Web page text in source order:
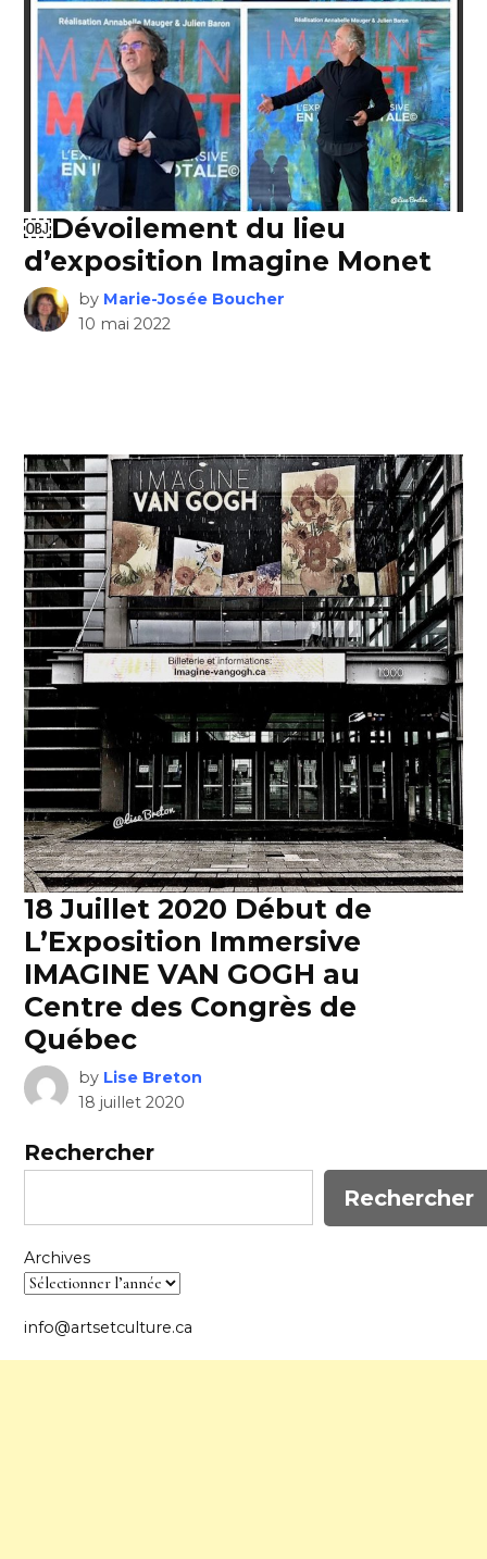
￼Dévoilement du lieu
d’exposition Imagine Monet
by Marie-Josée Boucher
10 mai 2022
18 Juillet 2020 Début de
L’Exposition Immersive
IMAGINE VAN GOGH au
Centre des Congrès de
Québec
by Lise Breton
18 juillet 2020
Rechercher
Rechercher
Archives
info@artsetculture.ca